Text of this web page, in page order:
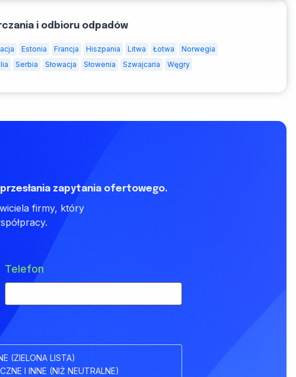
i odbioru odpadów
Estonia Francja Hiszpania Litwa Łotwa
Norwegia
Serbia Słowacja Słowenia Szwajcaria Węgry
zapytania ofertowego.
firmy, który
Telefon
(ZIELONA LISTA)
I INNE (NIŻ NEUTRALNE)